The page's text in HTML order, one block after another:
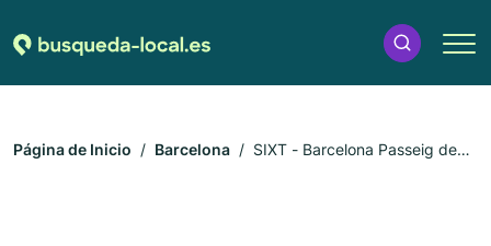
Página de Inicio Barcelona
SIXT - Barcelona Passeig de